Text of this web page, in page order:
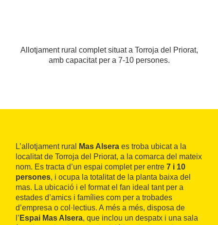
Allotjament rural complet situat a Torroja del Priorat,
amb capacitat per a 7-10 persones.
L’allotjament rural Mas Alsera es troba ubicat a la
localitat de Torroja del Priorat, a la comarca del mateix
nom. Es tracta d’un espai complet per entre 7 i 10
persones, i ocupa la totalitat de la planta baixa del
mas. La ubicació i el format el fan ideal tant per a
estades d’amics i famílies com per a trobades
d’empresa o col·lectius. A més a més, disposa de
l’ Espai Mas Alsera, que inclou un despatx i una sala